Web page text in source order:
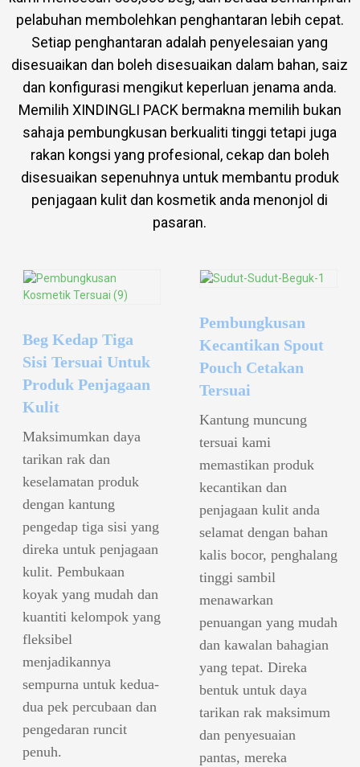
pelabuhan membolehkan penghantaran lebih cepat.
Setiap penghantaran adalah penyelesaian yang
disesuaikan dan boleh disesuaikan dalam bahan, saiz
dan konfigurasi mengikut keperluan jenama anda.
Memilih XINDINGLI PACK bermakna memilih bukan
sahaja pembungkusan berkualiti tinggi tetapi juga
rakan kongsi yang profesional, cekap dan boleh
disesuaikan sepenuhnya untuk membantu produk
penjagaan kulit dan kosmetik anda menonjol di
pasaran.
Beg Kedap Tiga
Sisi Tersuai Untuk
Produk Penjagaan
Kulit
Maksimumkan daya
tarikan rak dan
keselamatan produk
dengan kantung
pengedap tiga sisi yang
direka untuk penjagaan
kulit. Pembukaan
koyak yang mudah dan
kuantiti kelompok yang
fleksibel
menjadikannya
sempurna untuk kedua-
dua pek percubaan dan
pengedaran runcit
penuh.
Pembungkusan
Kecantikan Spout
Pouch Cetakan
Tersuai
Kantung muncung
tersuai kami
memastikan produk
kecantikan dan
penjagaan kulit anda
selamat dengan bahan
kalis bocor, penghalang
tinggi sambil
menawarkan
penuangan yang mudah
dan kawalan bahagian
yang tepat. Direka
bentuk untuk daya
tarikan rak maksimum
dan penyesuaian
pantas, mereka